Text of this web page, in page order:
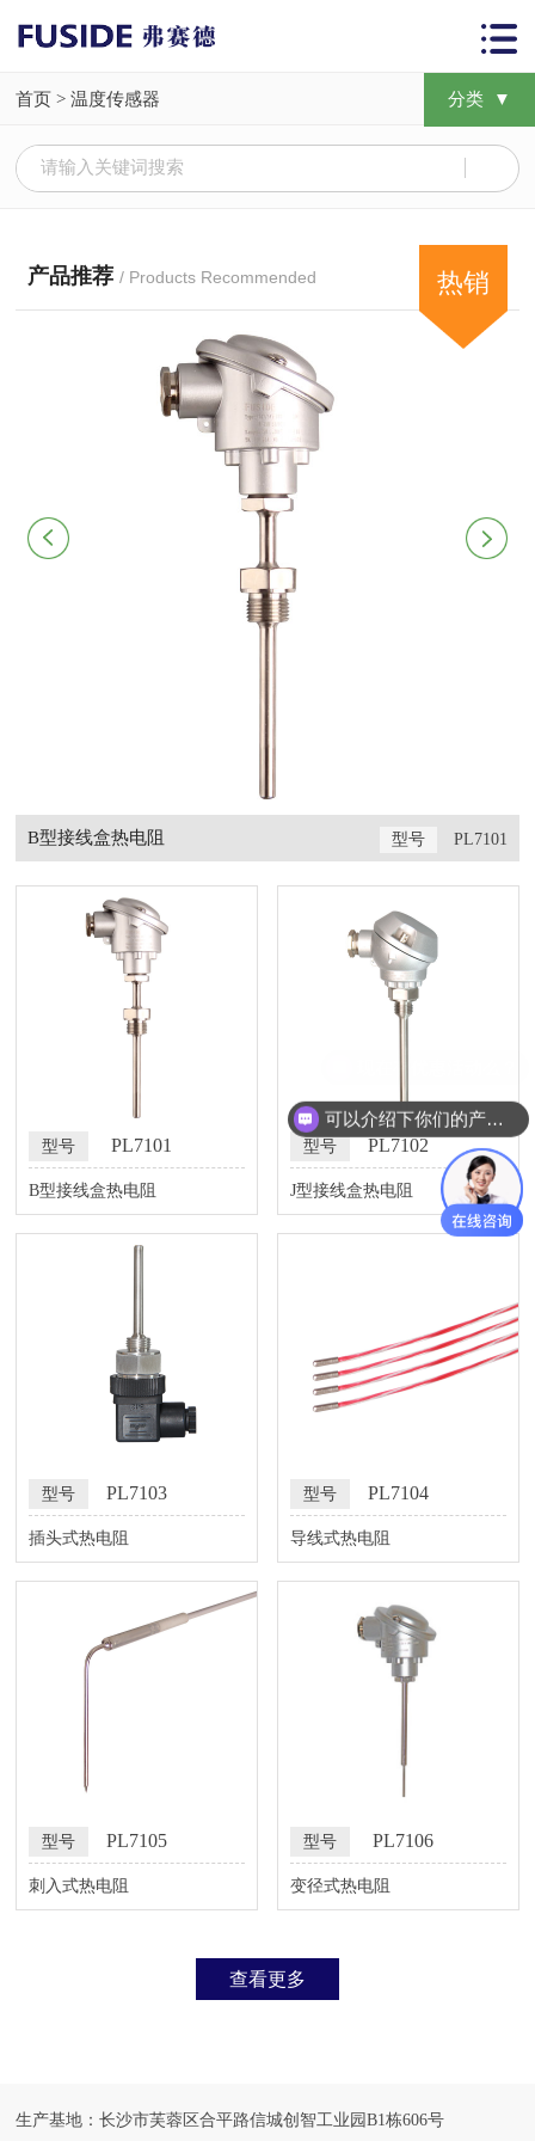
首页 >温度传感器 分类 ▼
产品推荐 / Products Recommended
B型接线盒热电阻 型号 PL7101
型号 PL7101
B型接线盒热电阻
型号 PL7102
J型接线盒热电阻
型号 PL7103
插头式热电阻
型号 PL7104
导线式热电阻
型号 PL7105
刺入式热电阻
型号 PL7106
变径式热电阻
查看更多
生产基地：长沙市芙蓉区合平路信城创智工业园B1栋606号
可以介绍下你们的产品么？